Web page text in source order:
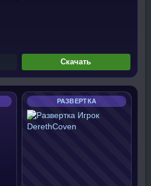
Скачать
РАЗВЕРТКА